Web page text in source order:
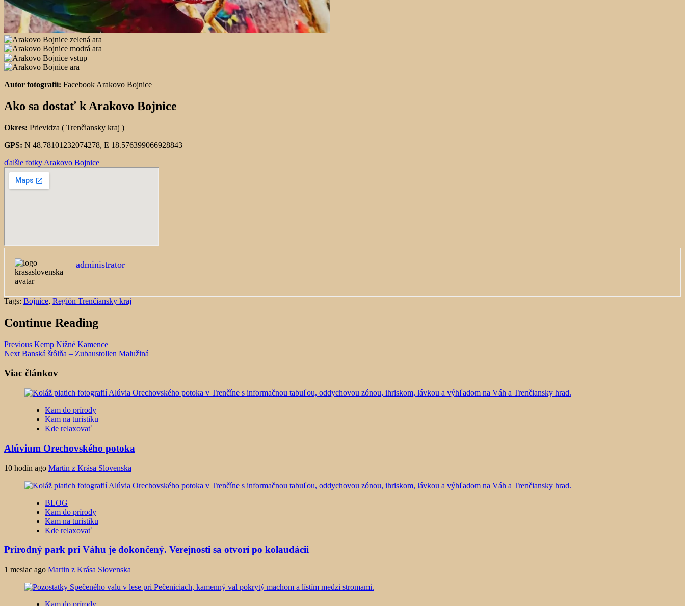
Autor fotografií: Facebook Arakovo Bojnice
Ako sa dostať k Arakovo Bojnice
Okres: Prievidza ( Trenčiansky kraj )
GPS: N 48.78101232074278, E 18.576399066928843
ďalšie fotky Arakovo Bojnice
administrator
Tags: Bojnice, Región Trenčiansky kraj
Continue Reading
Previous Kemp Nižné Kamence
Next Banská štôlňa – Zubaustollen Malužiná
Viac článkov
Kam do prírody
Kam na turistiku
Kde relaxovať
Alúvium Orechovského potoka
10 hodín ago Martin z Krása Slovenska
BLOG
Kam do prírody
Kam na turistiku
Kde relaxovať
Prírodný park pri Váhu je dokončený. Verejnosti sa otvorí po kolaudácii
1 mesiac ago Martin z Krása Slovenska
Kam do prírody